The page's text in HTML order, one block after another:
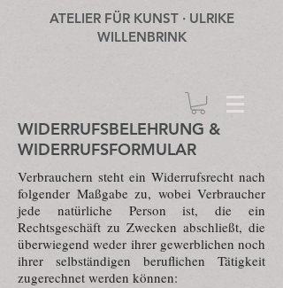
ATELIER FÜR KUNST · ULRIKE
WILLENBRINK
WIDERRUFSBELEHRUNG &
WIDERRUFSFORMULAR
Verbrauchern steht ein Widerrufsrecht nach
folgender Maßgabe zu, wobei Verbraucher
jede natürliche Person ist, die ein
Rechtsgeschäft zu Zwecken abschließt, die
überwiegend weder ihrer gewerblichen noch
ihrer selbständigen beruflichen Tätigkeit
zugerechnet werden können: